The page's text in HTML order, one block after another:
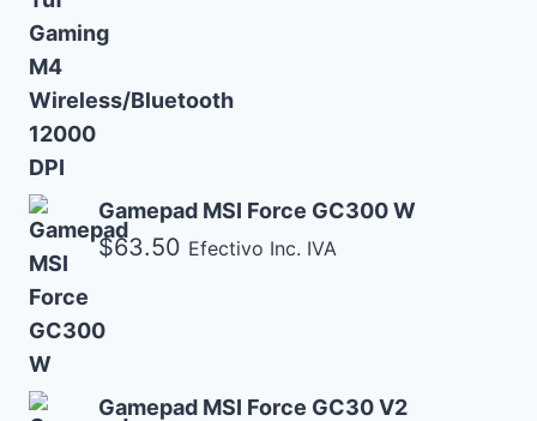
Gamepad MSI Force GC300 W
$63.50 Efectivo Inc. IVA
Gamepad MSI Force GC30 V2